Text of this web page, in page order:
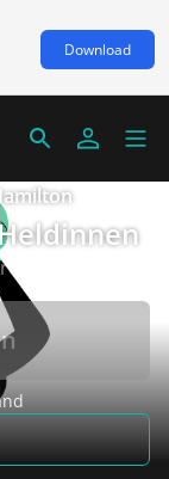
Download
2020